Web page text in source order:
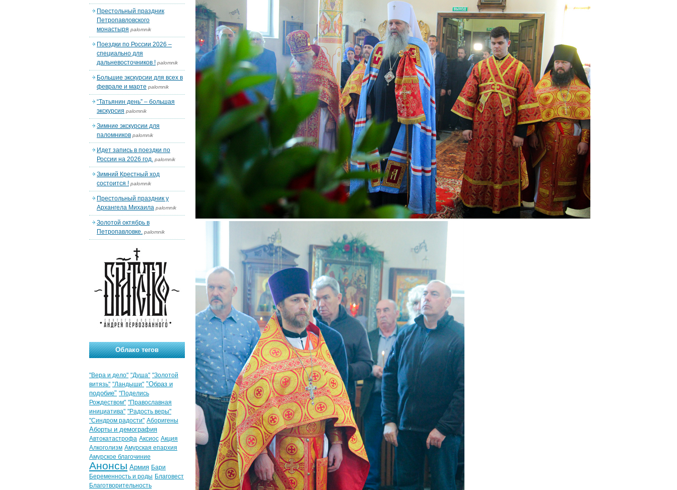
Престольный праздник
Петропавловского
монастыря palomnik
Поездки по России 2026 –
специально для
дальневосточников ! palomnik
Большие экскурсии для всех в
феврале и марте palomnik
“Татьянин день” – большая
экскурсия palomnik
Зимние экскурсии для
паломников palomnik
Идет запись в поездки по
России на 2026 год. palomnik
Зимний Крестный ход
состоится ! palomnik
Престольный праздник у
Архангела Михаила palomnik
Золотой октябрь в
Петропавловке. palomnik
Облако тегов
"Вера и дело" "Душа" "Золотой
витязь" "Ландыши" "Образ и
подобие" "Поделись
Рождеством" "Православная
инициатива" "Радость веры"
"Синдром радости" Аборигены
Аборты и демография
Автокатастрофа Аксиос Акция
Алкоголизм Амурская епархия
Амурское благочиние
Анонсы Армия Бари
Беременность и роды Благовест
Благотворительность